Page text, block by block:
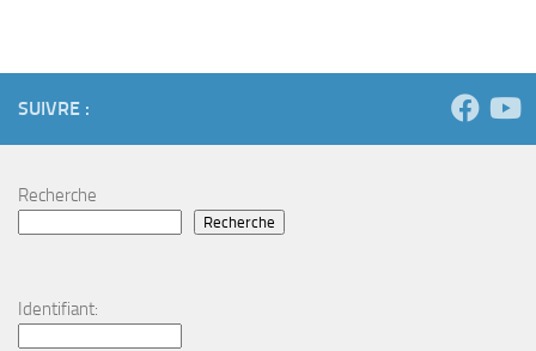
SUIVRE :
Recherche
Recherche
Identifiant: